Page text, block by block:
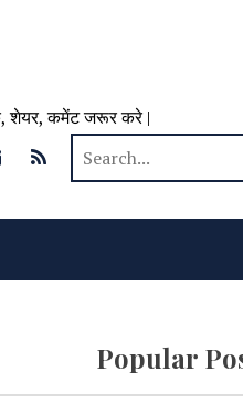
शेयर, कमेंट जरूर करे |
Popular